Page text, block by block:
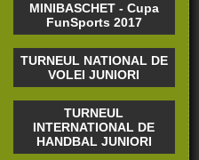
MINIBASCHET - Cupa
FunSports 2017
TURNEUL NATIONAL DE
VOLEI JUNIORI
TURNEUL
INTERNATIONAL DE
HANDBAL JUNIORI